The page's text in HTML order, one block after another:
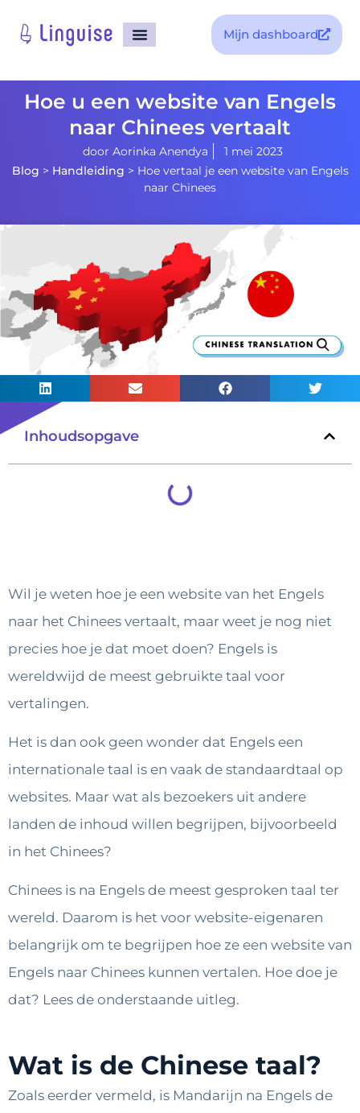
Mijn dashboard
Hoe u een website van Engels
naar Chinees vertaalt
door Aorinka Anendya
1 mei 2023
Blog > Handleiding > Hoe vertaal je een website van Engels
naar Chinees
Inhoudsopgave
Wil je weten hoe je een website van het Engels
naar het Chinees vertaalt, maar weet je nog niet
precies hoe je dat moet doen? Engels is
wereldwijd de meest gebruikte taal voor
vertalingen.
Het is dan ook geen wonder dat Engels een
internationale taal is en vaak de standaardtaal op
websites. Maar wat als bezoekers uit andere
landen de inhoud willen begrijpen, bijvoorbeeld
in het Chinees?
Chinees is na Engels de meest gesproken taal ter
wereld. Daarom is het voor website-eigenaren
belangrijk om te begrijpen hoe ze een website van
Engels naar Chinees kunnen vertalen. Hoe doe je
dat? Lees de onderstaande uitleg.
Wat is de Chinese taal?
Zoals eerder vermeld, is Mandarijn na Engels de